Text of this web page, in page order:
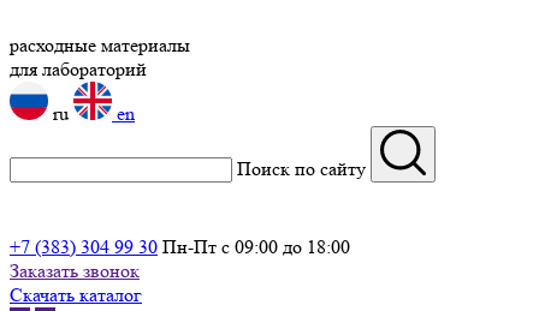
расходные материалы
для лабораторий
ru
en
Поиск по сайту
+7 (383) 304 99 30 Пн-Пт с 09:00 до 18:00
Заказать звонок
Скачать каталог